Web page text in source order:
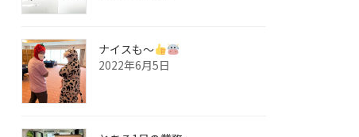
ナイスも〜
2022年6月5日